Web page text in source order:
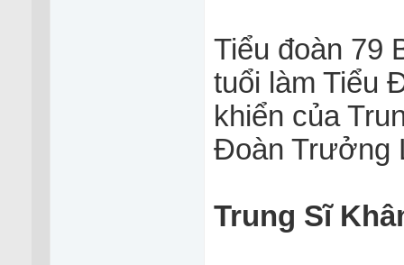
Tiểu đoàn 79
tuổi làm Tiểu
khiển của
Đoàn Trưởng
Trung Sĩ